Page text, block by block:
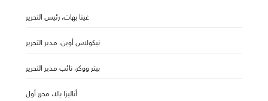
غيتا بهات، رئيس التحرير
نيكولاس أوين، مدير التحرير
بيتر ووكر، نائب مدير التحرير
أناليزا بالا، محرر أول